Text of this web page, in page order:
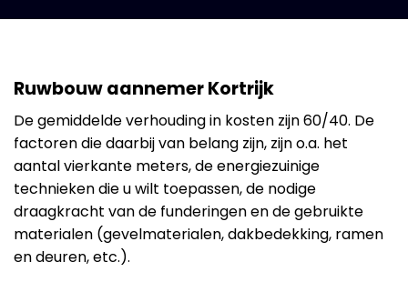
Ruwbouw aannemer Kortrijk
De gemiddelde verhouding in kosten zijn 60/40. De
factoren die daarbij van belang zijn, zijn o.a. het
aantal vierkante meters, de energiezuinige
technieken die u wilt toepassen, de nodige
draagkracht van de funderingen en de gebruikte
materialen (gevelmaterialen, dakbedekking, ramen
en deuren, etc.).